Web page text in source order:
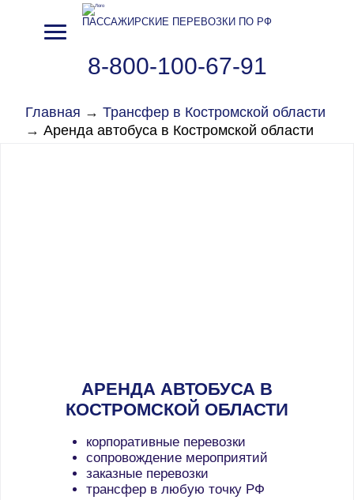
ПАССАЖИРСКИЕ ПЕРЕВОЗКИ ПО РФ
8-800-100-67-91
Главная → Трансфер в Костромской области
→ Аренда автобуса в Костромской области
АРЕНДА АВТОБУСА В
КОСТРОМСКОЙ ОБЛАСТИ
корпоративные перевозки
сопровождение мероприятий
заказные перевозки
трансфер в любую точку РФ